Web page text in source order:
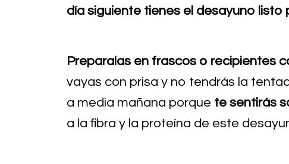
día siguiente tienes el desayuno listo
Preparalas en frascos o recipientes
vayas con prisa y no tendrás la
a media mañana porque te sentirás
a la fibra y la proteína de este